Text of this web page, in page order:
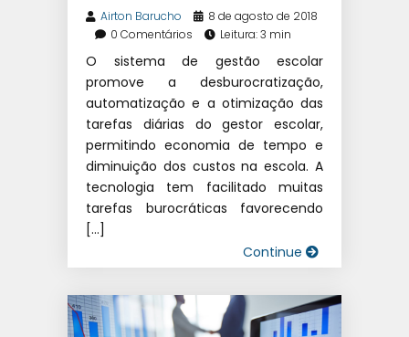
Airton Barucho
8 de agosto de 2018
0 Comentários
Leitura: 3 min
O sistema de gestão escolar
promove a desburocratização,
automatização e a otimização das
tarefas diárias do gestor escolar,
permitindo economia de tempo e
diminuição dos custos na escola. A
tecnologia tem facilitado muitas
tarefas burocráticas favorecendo
[…]
Continue